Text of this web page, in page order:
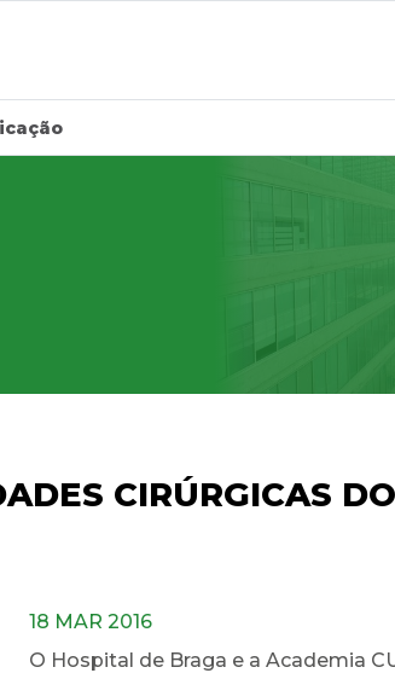
CIRÚRGICAS
18 MAR 2016
O Hospital de Braga e a Academia